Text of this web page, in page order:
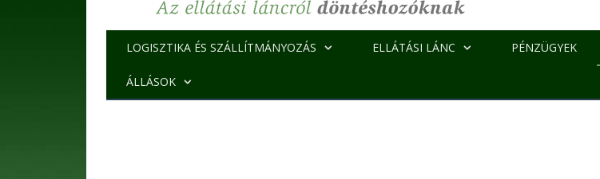
LOGISZTIKA ÉS SZÁLLÍTMÁNYOZÁS ELLÁTÁSI LÁNC PÉNZÜGYEK
ÁLLÁSOK